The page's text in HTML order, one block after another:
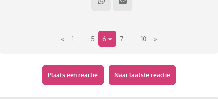
« 1 5 6 7 10 »
Plaats een reactie Naar laatste reactie